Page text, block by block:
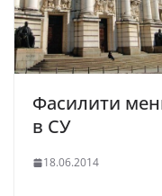
Фасилити
в СУ
18.06.2014